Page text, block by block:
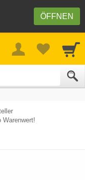
ÖFFNEN
Warenwert!